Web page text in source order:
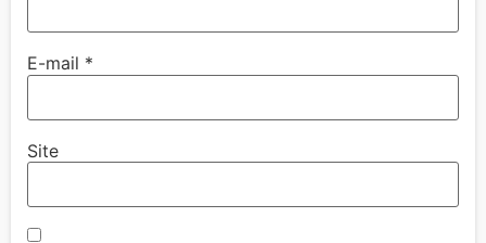
E-mail *
Site